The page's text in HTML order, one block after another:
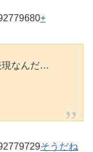
+
現なんだ…
そうだね